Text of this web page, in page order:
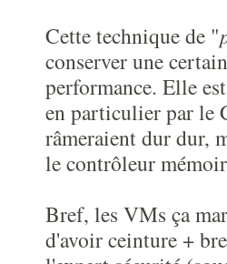
Cette technique de "
conserver une
performance. Elle
en particulier par le
râmeraient dur dur,
le contrôleur
Bref, les VMs ça
d'avoir ceinture +